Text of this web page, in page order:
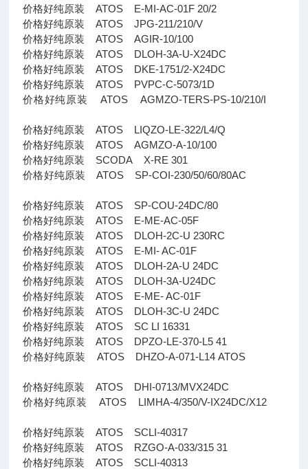
价格好纯原装 ATOS E-MI-AC-01F 20/2
价格好纯原装 ATOS JPG-211/210/V
价格好纯原装 ATOS AGIR-10/100
价格好纯原装 ATOS DLOH-3A-U-X24DC
价格好纯原装 ATOS DKE-1751/2-X24DC
价格好纯原装 ATOS PVPC-C-5073/1D
价格好纯原装 ATOS AGMZO-TERS-PS-10/210/I
价格好纯原装 ATOS LIQZO-LE-322/L4/Q
价格好纯原装 ATOS AGMZO-A-10/100
价格好纯原装 SCODA X-RE 301
价格好纯原装 ATOS SP-COI-230/50/60/80AC
价格好纯原装 ATOS SP-COU-24DC/80
价格好纯原装 ATOS E-ME-AC-05F
价格好纯原装 ATOS DLOH-2C-U 230RC
价格好纯原装 ATOS E-MI- AC-01F
价格好纯原装 ATOS DLOH-2A-U 24DC
价格好纯原装 ATOS DLOH-3A-U24DC
价格好纯原装 ATOS E-ME- AC-01F
价格好纯原装 ATOS DLOH-3C-U 24DC
价格好纯原装 ATOS SC LI 16331
价格好纯原装 ATOS DPZO-LE-370-L5 41
价格好纯原装 ATOS DHZO-A-071-L14 ATOS
价格好纯原装 ATOS DHI-0713/MVX24DC
价格好纯原装 ATOS LIMHA-4/350/V-IX24DC/X12
价格好纯原装 ATOS SCLI-40317
价格好纯原装 ATOS RZGO-A-033/315 31
价格好纯原装 ATOS SCLI-40313